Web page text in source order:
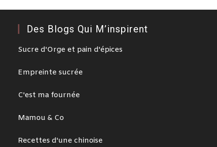
Des Blogs Qui M’inspirent
Sucre d'Orge et pain d'épices
Empreinte sucrée
C'est ma fournée
Mamou & Co
Recettes d'une chinoise